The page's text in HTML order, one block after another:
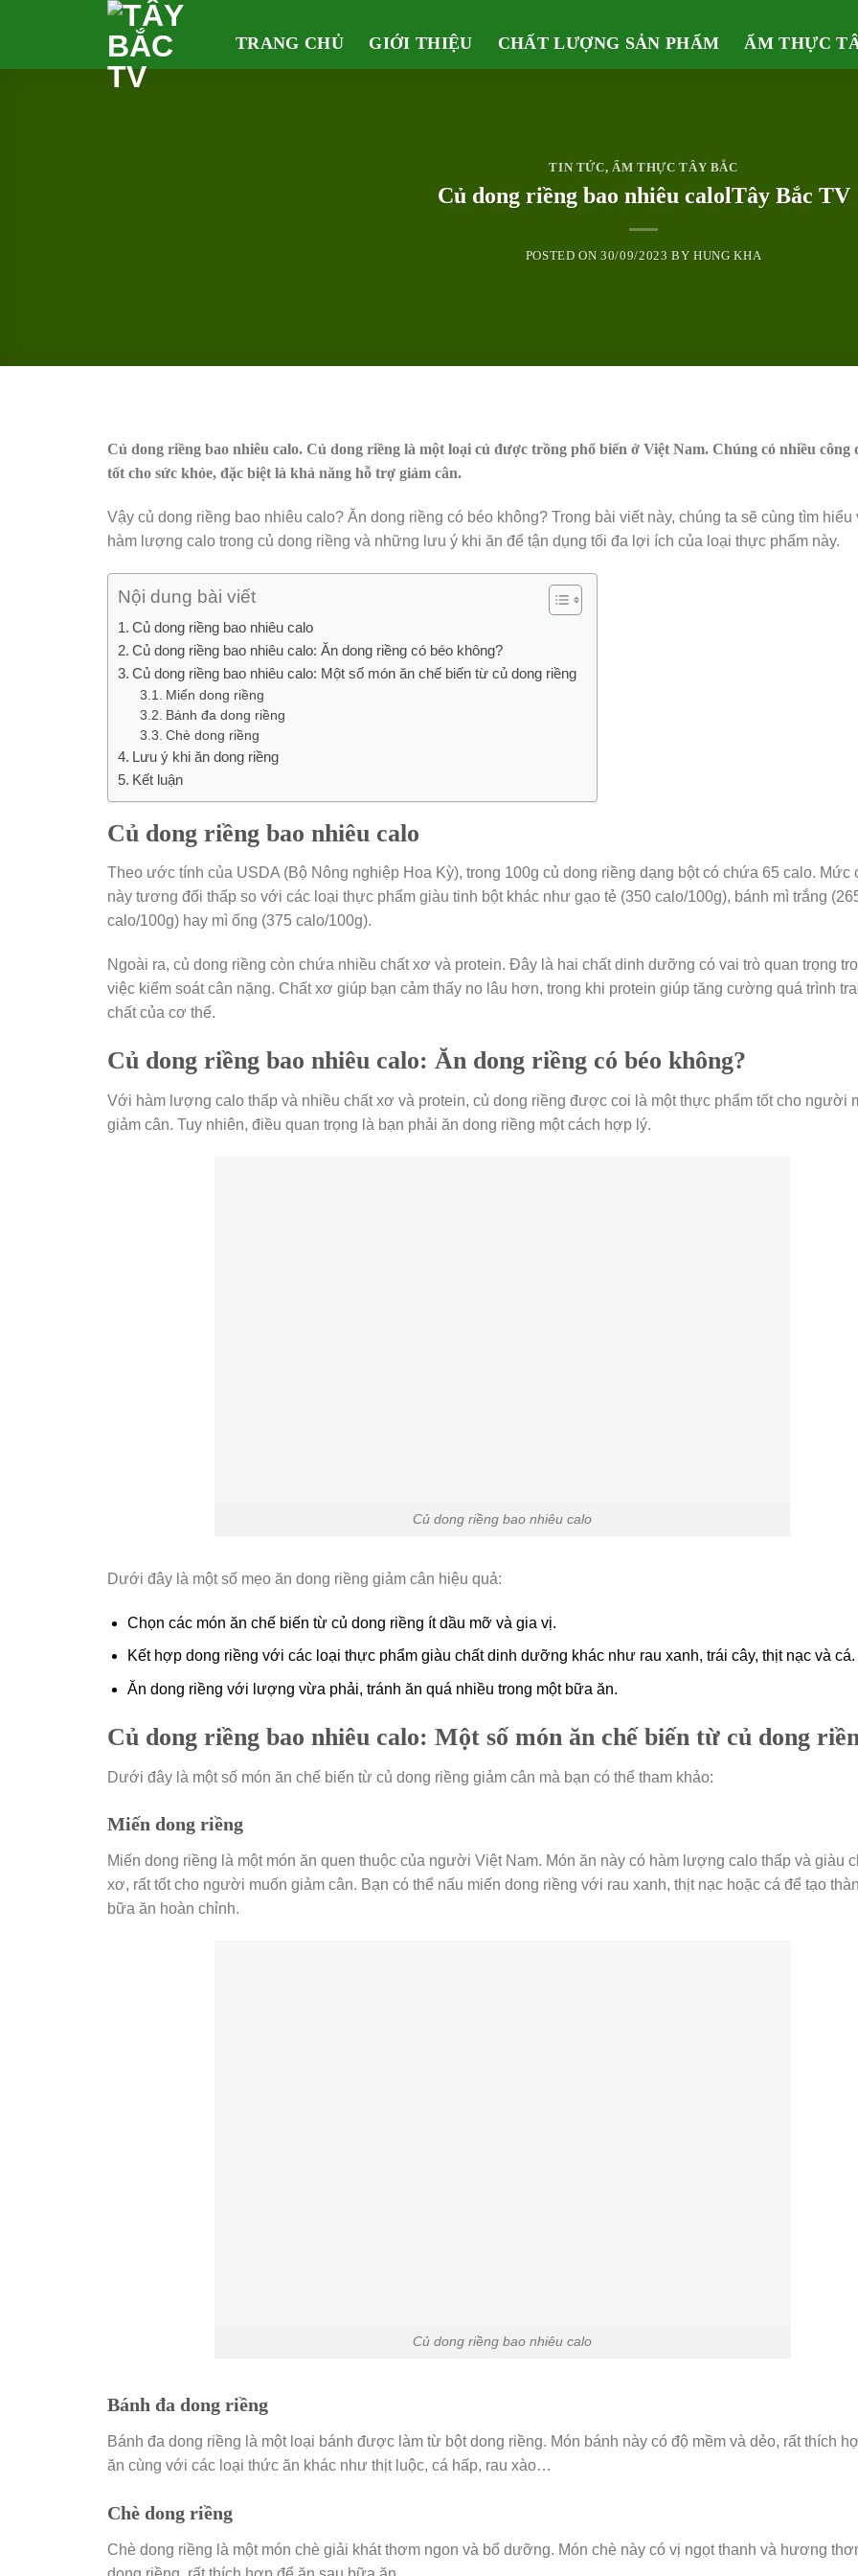
TRANG CHỦ GIỚI THIỆU CHẤT LƯỢNG SẢN PHẨM ẨM THỰC
TIN TỨC,ẨM THỰC TÂY BẮC
Củ dong riềng bao nhiêu calolTây Bắc TV
POSTED ON30/09/2023 BYHUNG KHA
Củ dong riềng bao nhiêu calo. Củ dong riềng là một loại củ được trồng phổ biến ở Việt Nam. Chúng có nhiều công
tốt cho sức khỏe, đặc biệt là khả năng hỗ trợ giảm cân.
Vậy củ dong riềng bao nhiêu calo? Ăn dong riềng có béo không? Trong bài viết này, chúng ta sẽ cùng tìm hiểu
hàm lượng calo trong củ dong riềng và những lưu ý khi ăn để tận dụng tối đa lợi ích của loại thực phẩm này.
Nội dung bài viết
Củ dong riềng bao nhiêu calo
Củ dong riềng bao nhiêu calo: Ăn dong riềng có béo không?
Củ dong riềng bao nhiêu calo: Một số món ăn chế biến từ củ dong riềng
Miến dong riềng
Bánh đa dong riềng
Chè dong riềng
Lưu ý khi ăn dong riềng
Kết luận
Củ dong riềng bao nhiêu calo
Theo ước tính của USDA (Bộ Nông nghiệp Hoa Kỳ), trong 100g củ dong riềng dạng bột có chứa 65 calo. Mức
này tương đối thấp so với các loại thực phẩm giàu tinh bột khác như gạo tẻ (350 calo/100g), bánh mì trắng
calo/100g) hay mì ống (375 calo/100g).
Ngoài ra, củ dong riềng còn chứa nhiều chất xơ và protein. Đây là hai chất dinh dưỡng có vai trò quan trọng
việc kiểm soát cân nặng. Chất xơ giúp bạn cảm thấy no lâu hơn, trong khi protein giúp tăng cường quá trình
chất của cơ thể.
Củ dong riềng bao nhiêu calo: Ăn dong riềng có béo không?
Với hàm lượng calo thấp và nhiều chất xơ và protein, củ dong riềng được coi là một thực phẩm tốt cho người
giảm cân. Tuy nhiên, điều quan trọng là bạn phải ăn dong riềng một cách hợp lý.
Củ dong riềng bao nhiêu calo
Dưới đây là một số mẹo ăn dong riềng giảm cân hiệu quả:
Chọn các món ăn chế biến từ củ dong riềng ít dầu mỡ và gia vị.
Kết hợp dong riềng với các loại thực phẩm giàu chất dinh dưỡng khác như rau xanh, trái cây, thịt nạc và cá.
Ăn dong riềng với lượng vừa phải, tránh ăn quá nhiều trong một bữa ăn.
Củ dong riềng bao nhiêu calo: Một số món ăn chế biến từ củ dong
Dưới đây là một số món ăn chế biến từ củ dong riềng giảm cân mà bạn có thể tham khảo:
Miến dong riềng
Miến dong riềng là một món ăn quen thuộc của người Việt Nam. Món ăn này có hàm lượng calo thấp và giàu
xơ, rất tốt cho người muốn giảm cân. Bạn có thể nấu miến dong riềng với rau xanh, thịt nạc hoặc cá để tạo
bữa ăn hoàn chỉnh.
Củ dong riềng bao nhiêu calo
Bánh đa dong riềng
Bánh đa dong riềng là một loại bánh được làm từ bột dong riềng. Món bánh này có độ mềm và dẻo, rất thích
ăn cùng với các loại thức ăn khác như thịt luộc, cá hấp, rau xào…
Chè dong riềng
Chè dong riềng là một món chè giải khát thơm ngon và bổ dưỡng. Món chè này có vị ngọt thanh và hương